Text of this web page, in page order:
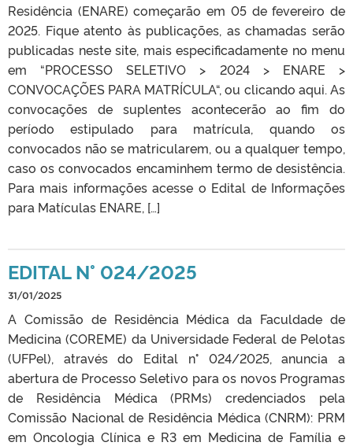
Residência (ENARE) começarão em 05 de fevereiro de
2025. Fique atento às publicações, as chamadas serão
publicadas neste site, mais especificadamente no menu
em “PROCESSO SELETIVO > 2024 > ENARE >
CONVOCAÇÕES PARA MATRÍCULA“, ou clicando aqui. As
convocações de suplentes acontecerão ao fim do
período estipulado para matrícula, quando os
convocados não se matricularem, ou a qualquer tempo,
caso os convocados encaminhem termo de desistência.
Para mais informações acesse o Edital de Informações
para Matículas ENARE, […]
EDITAL N° 024/2025
31/01/2025
A Comissão de Residência Médica da Faculdade de
Medicina (COREME) da Universidade Federal de Pelotas
(UFPel), através do Edital n° 024/2025, anuncia a
abertura de Processo Seletivo para os novos Programas
de Residência Médica (PRMs) credenciados pela
Comissão Nacional de Residência Médica (CNRM): PRM
em Oncologia Clínica e R3 em Medicina de Família e